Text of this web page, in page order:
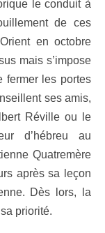
le conduit à
de ces
en octobre
mais s’impose
fermer les portes
ses amis,
Réville ou le
d’hébreu au
Quatremère
après sa leçon
Dès lors, la
priorité.